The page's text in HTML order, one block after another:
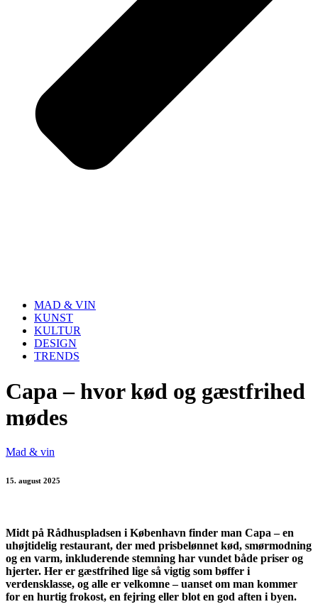
MAD & VIN
KUNST
KULTUR
DESIGN
TRENDS
Capa – hvor kød og gæstfrihed
mødes
Mad & vin
15. august 2025
Midt på Rådhuspladsen i København finder man Capa – en
uhøjtidelig restaurant, der med prisbelønnet kød, smørmodning
og en varm, inkluderende stemning har vundet både priser og
hjerter. Her er gæstfrihed lige så vigtig som bøffer i
verdensklasse, og alle er velkomne – uanset om man kommer
for en hurtig frokost, en fejring eller blot en god aften i byen.